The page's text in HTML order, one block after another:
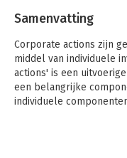
Samenvatting
Corporate actions zijn
middel van individuele
actions' is een
een belangrijke
individuele